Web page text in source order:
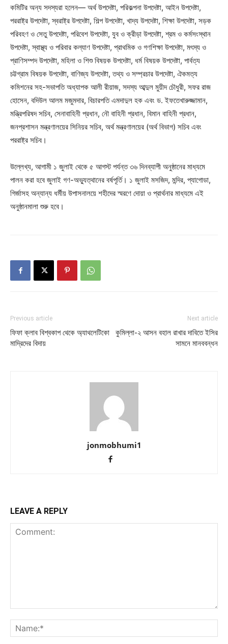
কমিটির অন্য সদস্যরা হলেন— অর্থ উপদেষ্টা, পরিকল্পনা উপদেষ্টা, আইন উপদেষ্টা,
পররাষ্ট্র উপদেষ্টা, স্বরাষ্ট্র উপদেষ্টা, শিল্প উপদেষ্টা, খাদ্য উপদেষ্টা, শিক্ষা উপদেষ্টা, সড়ক
পরিবহণ ও সেতু উপদেষ্টা, পরিবেশ উপদেষ্টা, যুব ও ক্রীড়া উপদেষ্টা, শ্রম ও কর্মসংস্থান
উপদেষ্টা, স্বাস্থ্য ও পরিবার কল্যাণ উপদেষ্টা, প্রাথমিক ও গণশিক্ষা উপদেষ্টা, মৎস্য ও
প্রাণিসম্পদ উপদেষ্টা, মহিলা ও শিশু বিষয়ক উপদেষ্টা, ধর্ম বিষয়ক উপদেষ্টা, পার্বত্য
চট্টগ্রাম বিষয়ক উপদেষ্টা, বাণিজ্য উপদেষ্টা, তথ্য ও সম্প্রচার উপদেষ্টা, ঐকমত্য
কমিশনের সহ-সভাপতি অধ্যাপক আলী রীয়াজ, সদস্য আব্দুল মুয়ীদ চৌধুরী, সফর রাজ
হোসেন, বদিউল আলম মজুমদার, বিচারপতি এমদাদুল হক এবং ড. ইফতেখারুজ্জামান,
মন্ত্রিপরিষদ সচিব, সেনাবাহিনী প্রধান, নৌ বাহিনী প্রধান, বিমান বাহিনী প্রধান,
জনপ্রশাসন মন্ত্রণালয়ের সিনিয়র সচিব, অর্থ মন্ত্রণালয়ের (অর্থ বিভাগ) সচিব এবং
পররাষ্ট্র সচিব।
উল্লেখ্য, আগামী ১ জুলাই থেকে ৫ আগস্ট পর্যন্ত ৩৬ দিনব্যাপী অনুষ্ঠানের মাধ্যমে
পালন করা হবে জুলাই গণ-অভ্যুত্থানের বর্ষপূর্তি। ১ জুলাই মসজিদ, মন্দির, প্যাগোডা,
গির্জাসহ অন্যান্য ধর্মীয় উপাসনালয়ে শহীদের স্মরণে দোয়া ও প্রার্থনার মাধ্যমে এই
অনুষ্ঠানমালা শুরু হবে।
Previous article
ফিফা ক্লাব বিশ্বকাপ থেকে অ্যাথলেটিকো
মাদ্রিদের বিদায়
Next article
কুমিল্লা-২ আসন বহাল রাখার দাবিতে ইসির
সামনে মানববন্ধন
jonmobhumi1
LEAVE A REPLY